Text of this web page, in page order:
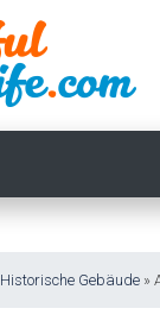
Historische Gebäude »